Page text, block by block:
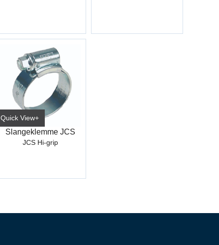
Quick View+
Slangeklemme JCS
JCS Hi-grip